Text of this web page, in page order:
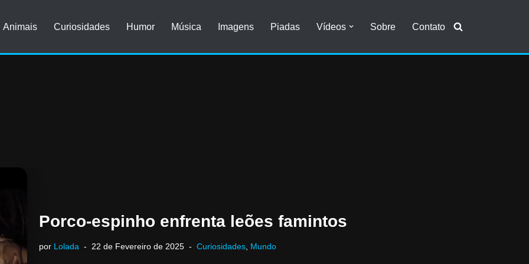
Animais Curiosidades Humor Música Imagens Piadas Vídeos Sobre Contato
Porco-espinho enfrenta leões famintos
por Lolada 22 de Fevereiro de 2025 Curiosidades Mundo